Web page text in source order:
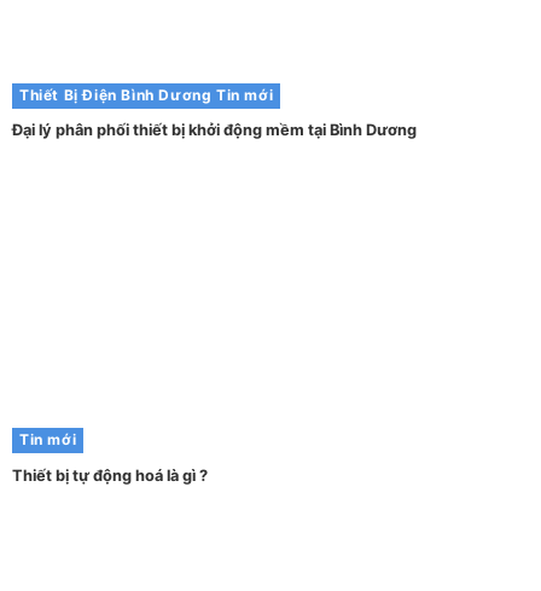
Thiết Bị Điện Bình Dương Tin mới
Đại lý phân phối thiết bị khởi động mềm tại Bình Dương
Tin mới
Thiết bị tự động hoá là gì ?